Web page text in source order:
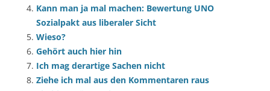
Kann man ja mal machen: Bewertung UNO
Sozialpakt aus liberaler Sicht
Wieso?
Gehört auch hier hin
Ich mag derartige Sachen nicht
Ziehe ich mal aus den Kommentaren raus